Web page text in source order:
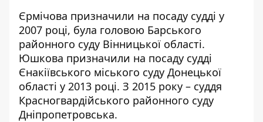
Єрмічова призначили на посаду судді у
2007 році, була головою Барського
районного суду Вінницької області.
Юшкова призначили на посаду судді
Єнакіївського міського суду Донецької
області у 2013 році. З 2015 року – суддя
Красногвардійського районного суду
Дніпропетровська.